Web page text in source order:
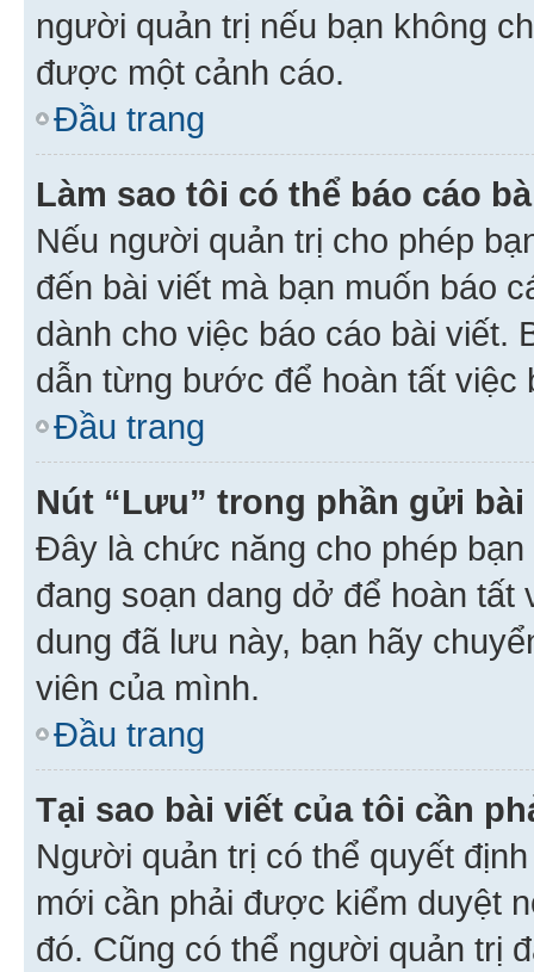
người quản trị nếu bạn không
được một cảnh cáo.
Đầu trang
Làm sao tôi có thể báo cáo
Nếu người quản trị cho phép
đến bài viết mà bạn muốn báo
dành cho việc báo cáo bài viết.
dẫn từng bước để hoàn tất việc
Đầu trang
Nút “Lưu” trong phần gửi
Đây là chức năng cho phép
đang soạn dang dở để hoàn
dung đã lưu này, bạn hãy
viên của mình.
Đầu trang
Tại sao bài viết của tôi cần
Người quản trị có thể quyết
mới cần phải được kiểm duyệt
đó. Cũng có thể người quản trị